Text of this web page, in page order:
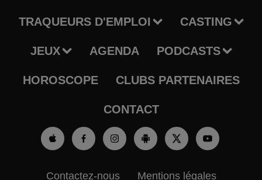
TRAQUEURS D'EMPLOI CASTING
JEUX AGENDA PODCASTS
HOROSCOPE CLUBS PARTENAIRES
CONTACT
Contactez-nous Mentions légales